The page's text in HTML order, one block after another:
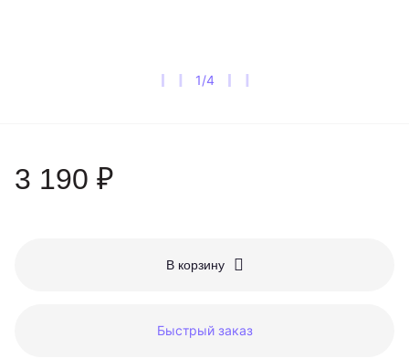
1/4
3 190 ₽
В корзину
Быстрый заказ